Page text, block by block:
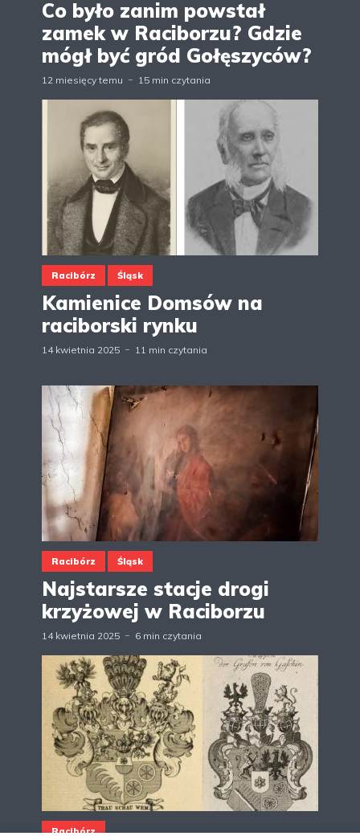
Co było zanim powstał
zamek w Raciborzu? Gdzie
mógł być gród Gołęszyców?
12 miesięcy temu 15 min czytania
Racibórz Śląsk
Kamienice Domsów na
raciborski rynku
14 kwietnia 2025 11 min czytania
Racibórz Śląsk
Najstarsze stacje drogi
krzyżowej w Raciborzu
14 kwietnia 2025 6 min czytania
Racibórz